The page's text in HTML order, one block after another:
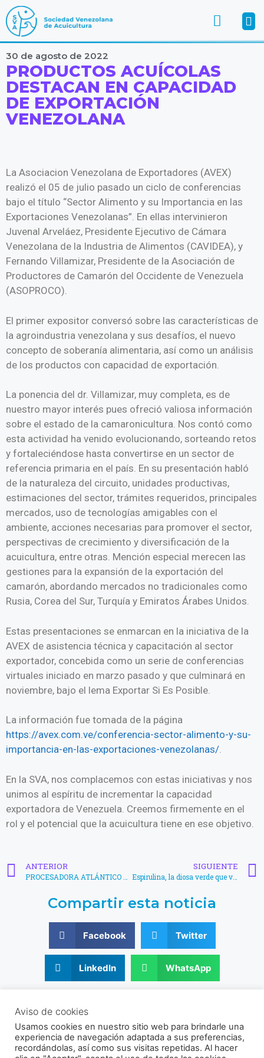
30 de agosto de 2022
PRODUCTOS ACUÍCOLAS
DESTACAN EN CAPACIDAD
DE EXPORTACIÓN
VENEZOLANA
La Asociacion Venezolana de Exportadores (AVEX)
realizó el 05 de julio pasado un ciclo de conferencias
bajo el título “Sector Alimento y su Importancia en las
Exportaciones Venezolanas”. En ellas intervinieron
Juvenal Arveláez, Presidente Ejecutivo de Cámara
Venezolana de la Industria de Alimentos (CAVIDEA), y
Fernando Villamizar, Presidente de la Asociación de
Productores de Camarón del Occidente de Venezuela
(ASOPROCO).
El primer expositor conversó sobre las características de
la agroindustria venezolana y sus desafíos, el nuevo
concepto de soberanía alimentaria, así como un análisis
de los productos con capacidad de exportación.
La ponencia del dr. Villamizar, muy completa, es de
nuestro mayor interés pues ofreció valiosa información
sobre el estado de la camaronicultura. Nos contó como
esta actividad ha venido evolucionando, sorteando retos
y fortaleciéndose hasta convertirse en un sector de
referencia primaria en el país. En su presentación habló
de la naturaleza del circuito, unidades productivas,
estimaciones del sector, trámites requeridos, principales
mercados, uso de tecnologías amigables con el
ambiente, acciones necesarias para promover el sector,
perspectivas de crecimiento y diversificación de la
acuicultura, entre otras. Mención especial merecen las
gestiones para la expansión de la exportación del
camarón, abordando mercados no tradicionales como
Rusia, Corea del Sur, Turquía y Emiratos Árabes Unidos.
Estas presentaciones se enmarcan en la iniciativa de la
AVEX de asistencia técnica y capacitación al sector
exportador, concebida como un serie de conferencias
virtuales iniciado en marzo pasado y que culminará en
noviembre, bajo el lema Exportar Si Es Posible.
La información fue tomada de la página
https://avex.com.ve/conferencia-sector-alimento-y-su-
importancia-en-las-exportaciones-venezolanas/.
En la SVA, nos complacemos con estas iniciativas y nos
unimos al espíritu de incrementar la capacidad
exportadora de Venezuela. Creemos firmemente en el
rol y el potencial que la acuicultura tiene en ese objetivo.
ANTERIOR
PROCESADORA ATLÁNTICO ALCANZÓ LA CERTIFICACIÓN IFS
SIGUIENTE
Espirulina, la diosa verde que volvió para quedarse
Compartir esta noticia
Facebook Twitter
LinkedIn WhatsApp
© 2021 - 2026 Sociedad Venezolana de Acuicultura
Av. Universidad, Instituto de Zoología Agrícola, Facultad de
Agronomía UCV, Sector El Limón, Maracay, Aragua, Venezuela.
Aviso de cookies
Usamos cookies en nuestro sitio web para brindarle una
experiencia de navegación adaptada a sus preferencias,
recordándolas, así como sus visitas repetidas. Al hacer